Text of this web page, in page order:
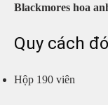
Blackmores hoa
Quy cách
Hộp 190 viên